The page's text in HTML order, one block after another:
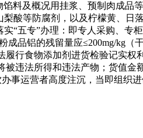
料及概况用挂浆、预制肉成品
梨酸等防腐剂，以及柠檬黄、
“五专”办理：即专人采购、
品铝的残留量应≤200mg/kg
行食物添加剂进货检验记实
违法所得和违法产物；货值
事运营者高度注沉，当即组织